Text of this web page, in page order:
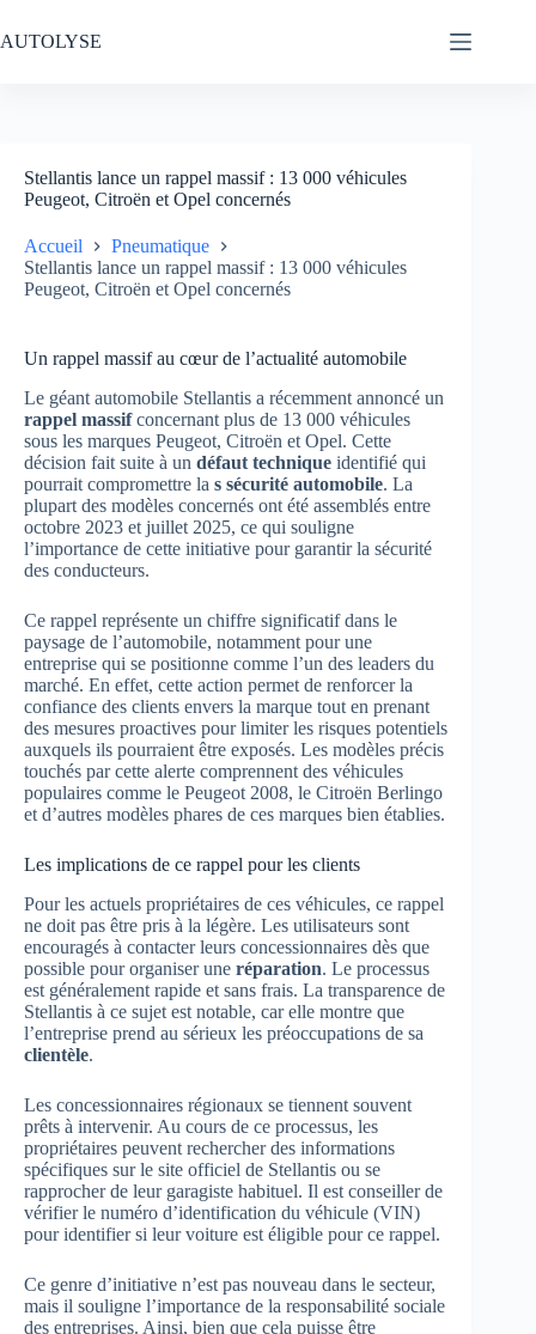
au
contenu
AUTOLYSE
Stellantis lance un rappel massif : 13 000 véhicules
Peugeot, Citroën et Opel concernés
Accueil
Pneumatique
Stellantis lance un rappel massif : 13 000 véhicules
Peugeot, Citroën et Opel concernés
Un rappel massif au cœur de l’actualité automobile
Le géant automobile Stellantis a récemment annoncé un
rappel massifconcernant plus de 13 000 véhicules
sous les marques Peugeot, Citroën et Opel. Cette
décision fait suite à un défaut technique identifié qui
pourrait compromettre la s sécurité automobile. La
plupart des modèles concernés ont été assemblés entre
octobre 2023 et juillet 2025, ce qui souligne
l’importance de cette initiative pour garantir la sécurité
des conducteurs.
Ce rappel représente un chiffre significatif dans le
paysage de l’automobile, notamment pour une
entreprise qui se positionne comme l’un des leaders du
marché. En effet, cette action permet de renforcer la
confiance des clients envers la marque tout en prenant
des mesures proactives pour limiter les risques potentiels
auxquels ils pourraient être exposés. Les modèles précis
touchés par cette alerte comprennent des véhicules
populaires comme le Peugeot 2008, le Citroën Berlingo
et d’autres modèles phares de ces marques bien établies.
Les implications de ce rappel pour les clients
Pour les actuels propriétaires de ces véhicules, ce rappel
ne doit pas être pris à la légère. Les utilisateurs sont
encouragés à contacter leurs concessionnaires dès que
possible pour organiser une réparation. Le processus
est généralement rapide et sans frais. La transparence de
Stellantis à ce sujet est notable, car elle montre que
l’entreprise prend au sérieux les préoccupations de sa
clientèle.
Les concessionnaires régionaux se tiennent souvent
prêts à intervenir. Au cours de ce processus, les
propriétaires peuvent rechercher des informations
spécifiques sur le site officiel de Stellantis ou se
rapprocher de leur garagiste habituel. Il est conseiller de
vérifier le numéro d’identification du véhicule (VIN)
pour identifier si leur voiture est éligible pour ce rappel.
Ce genre d’initiative n’est pas nouveau dans le secteur,
mais il souligne l’importance de la responsabilité sociale
des entreprises. Ainsi, bien que cela puisse être